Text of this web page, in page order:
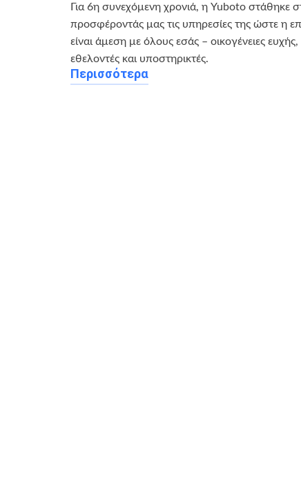
Για 6η συνεχόμενη χρονιά, η Yuboto στάθηκε
προσφέροντάς μας τις υπηρεσίες της ώστε η
είναι άμεση με όλους εσάς – οικογένειες ευχής,
εθελοντές και υποστηρικτές.
Περισσότερα